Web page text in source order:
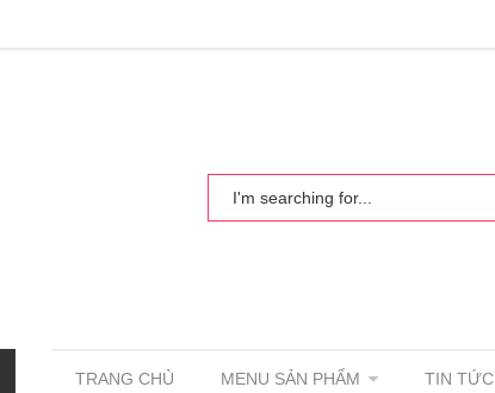
TRANG CHỦ MENU SẢN PHẨM TIN TỨC